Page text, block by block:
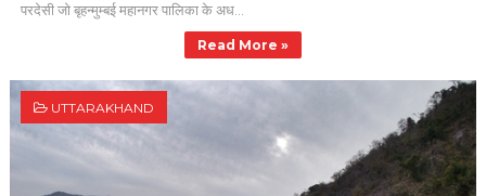
परदेसी जो बृहन्मुम्बई महानगर पालिका के अध...
Read More »
UTTARAKHAND